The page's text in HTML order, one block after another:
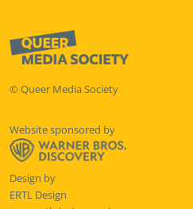
© Queer Media Society
Website sponsored by
Design by
ERTL Design